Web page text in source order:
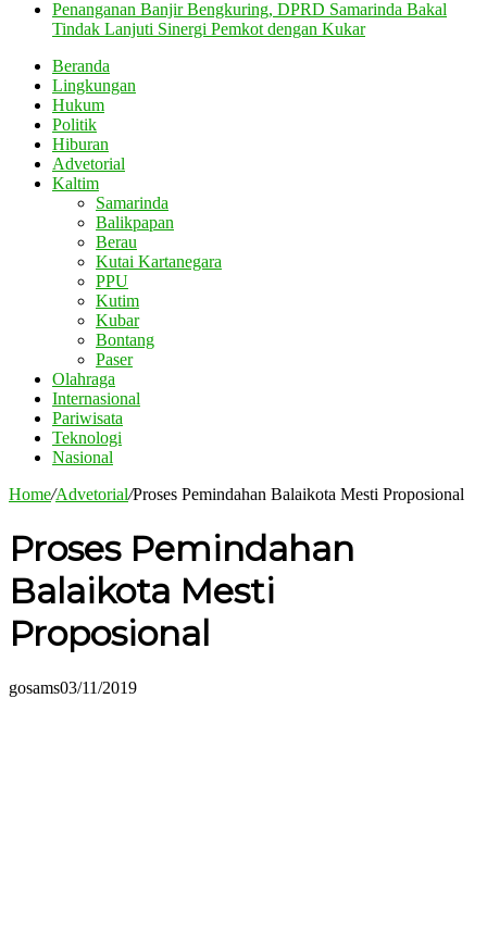
Penanganan Banjir Bengkuring, DPRD Samarinda Bakal
Tindak Lanjuti Sinergi Pemkot dengan Kukar
Beranda
Lingkungan
Hukum
Politik
Hiburan
Advetorial
Kaltim
Samarinda
Balikpapan
Berau
Kutai Kartanegara
PPU
Kutim
Kubar
Bontang
Paser
Olahraga
Internasional
Pariwisata
Teknologi
Nasional
Home/Advetorial/Proses Pemindahan Balaikota Mesti Proposional
Proses Pemindahan
Balaikota Mesti
Proposional
gosams03/11/2019